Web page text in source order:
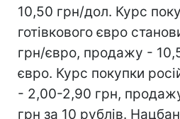
10,50 грн/дол. Курс
готівкового євро
грн/євро, продажу -
євро. Курс покупки
- 2,00-2,90 грн,
грн за 10 рублів.